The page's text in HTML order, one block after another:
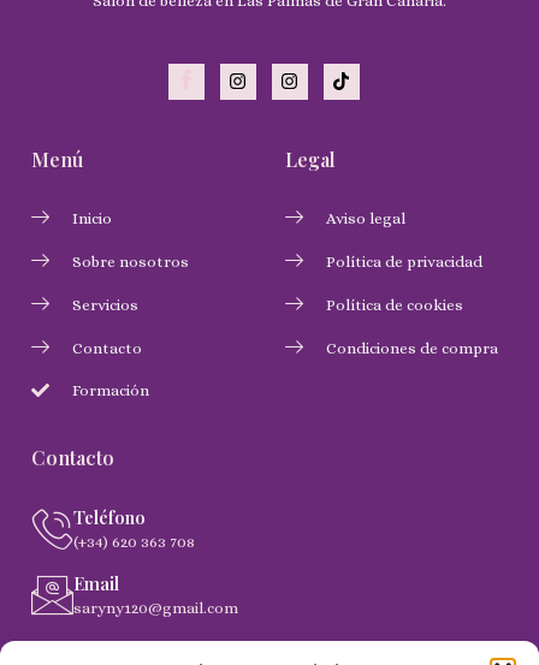
Menú
Inicio
Sobre nosotros
Servicios
Contacto
Formación
Legal
Aviso legal
Política de privacidad
Política de cookies
Condiciones de compra
Contacto
Teléfono
(+34) 620 363 708
Email
saryny120@gmail.com
Dirección